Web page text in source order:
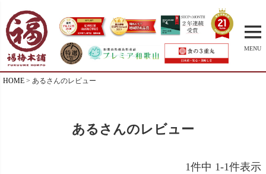
MENU
HOME あるさんのレビュー
あるさんのレビュー
1件中 1-1件表示